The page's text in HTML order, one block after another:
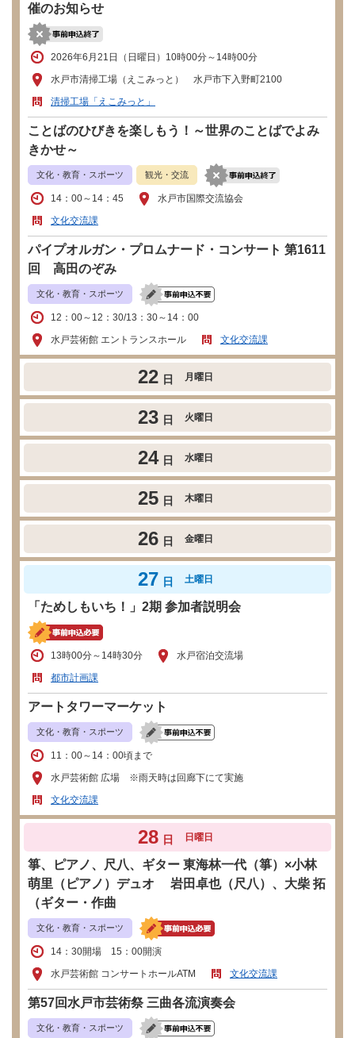
催のお知らせ
2026年6月21日（日曜日）10時00分～14時00分
水戸市清掃工場（えこみっと） 水戸市下入野町2100
清掃工場「えこみっと」
ことばのひびきを楽しもう！～世界のことばでよみ
きかせ～
文化・教育・スポーツ 観光・交流
14：00～14：45
水戸市国際交流協会
文化交流課
パイプオルガン・プロムナード・コンサート 第1611
回 高田のぞみ
文化・教育・スポーツ
12：00～12：30/13：30～14：00
水戸芸術館 エントランスホール
文化交流課
22 日 月曜日
23 日 火曜日
24 日 水曜日
25 日 木曜日
26 日 金曜日
27 日 土曜日
「ためしもいち！」2期 参加者説明会
13時00分～14時30分
水戸宿泊交流場
都市計画課
アートタワーマーケット
文化・教育・スポーツ
11：00～14：00頃まで
水戸芸術館 広場 ※雨天時は回廊下にて実施
文化交流課
28 日 日曜日
箏、ピアノ、尺八、ギター 東海林一代（箏）×小林
萌里（ピアノ）デュオ 岩田卓也（尺八）、大柴 拓
（ギター・作曲
文化・教育・スポーツ
14：30開場 15：00開演
水戸芸術館 コンサートホールATM
文化交流課
第57回水戸市芸術祭 三曲各流演奏会
文化・教育・スポーツ